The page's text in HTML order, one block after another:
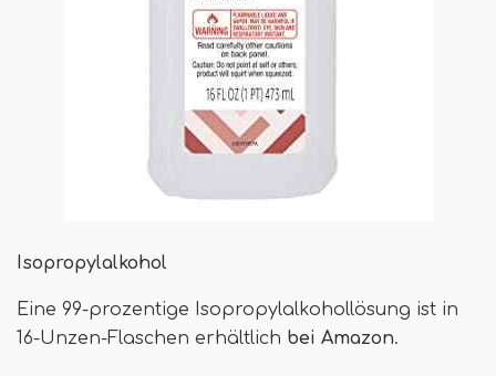
Isopropylalkohol
Eine 99-prozentige Isopropylalkohollösung ist in
16-Unzen-Flaschen erhältlich bei Amazon.